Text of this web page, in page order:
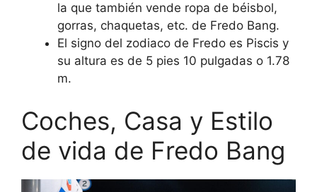
la que también vende ropa de béisbol,
gorras, chaquetas, etc. de Fredo Bang.
El signo del zodiaco de Fredo es Piscis y
su altura es de 5 pies 10 pulgadas o 1.78
m.
Coches, Casa y Estilo
de vida de Fredo Bang